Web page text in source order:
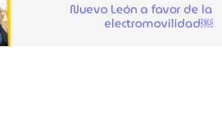
Nuevo León a favor de la
electromovilidad￼